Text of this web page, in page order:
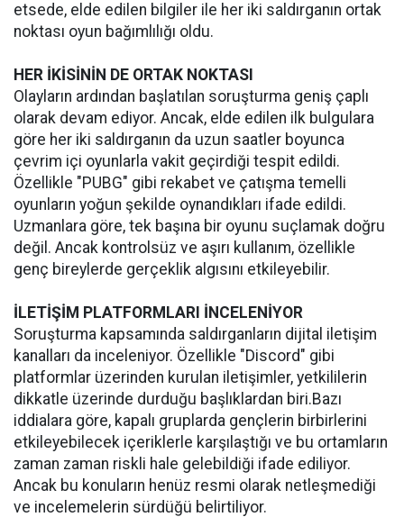
etsede, elde edilen bilgiler ile her iki saldırganın ortak
noktası oyun bağımlılığı oldu.
HER İKİSİNİN DE ORTAK NOKTASI
Olayların ardından başlatılan soruşturma geniş çaplı
olarak devam ediyor. Ancak, elde edilen ilk bulgulara
göre her iki saldırganın da uzun saatler boyunca
çevrim içi oyunlarla vakit geçirdiği tespit edildi.
Özellikle "PUBG" gibi rekabet ve çatışma temelli
oyunların yoğun şekilde oynandıkları ifade edildi.
Uzmanlara göre, tek başına bir oyunu suçlamak doğru
değil. Ancak kontrolsüz ve aşırı kullanım, özellikle
genç bireylerde gerçeklik algısını etkileyebilir.
İLETİŞİM PLATFORMLARI İNCELENİYOR
Soruşturma kapsamında saldırganların dijital iletişim
kanalları da inceleniyor. Özellikle "Discord" gibi
platformlar üzerinden kurulan iletişimler, yetkililerin
dikkatle üzerinde durduğu başlıklardan biri.Bazı
iddialara göre, kapalı gruplarda gençlerin birbirlerini
etkileyebilecek içeriklerle karşılaştığı ve bu ortamların
zaman zaman riskli hale gelebildiği ifade ediliyor.
Ancak bu konuların henüz resmi olarak netleşmediği
ve incelemelerin sürdüğü belirtiliyor.